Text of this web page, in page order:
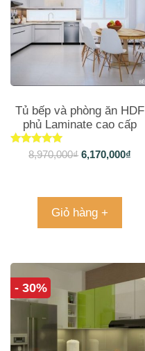
Tủ bếp và phòng ăn HDF
phủ Laminate cao cấp
TB1066
Được xếp
hạng
8,970,000₫ 6,170,000₫
Giỏ hàng +
- 30%